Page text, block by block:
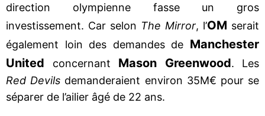
direction olympienne fasse un gros
investissement. Car selon The Mirror, l’OM serait
également loin des demandes de Manchester
United concernant Mason Greenwood. Les
Red Devils demanderaient environ 35M€ pour se
séparer de l’ailier âgé de 22 ans.